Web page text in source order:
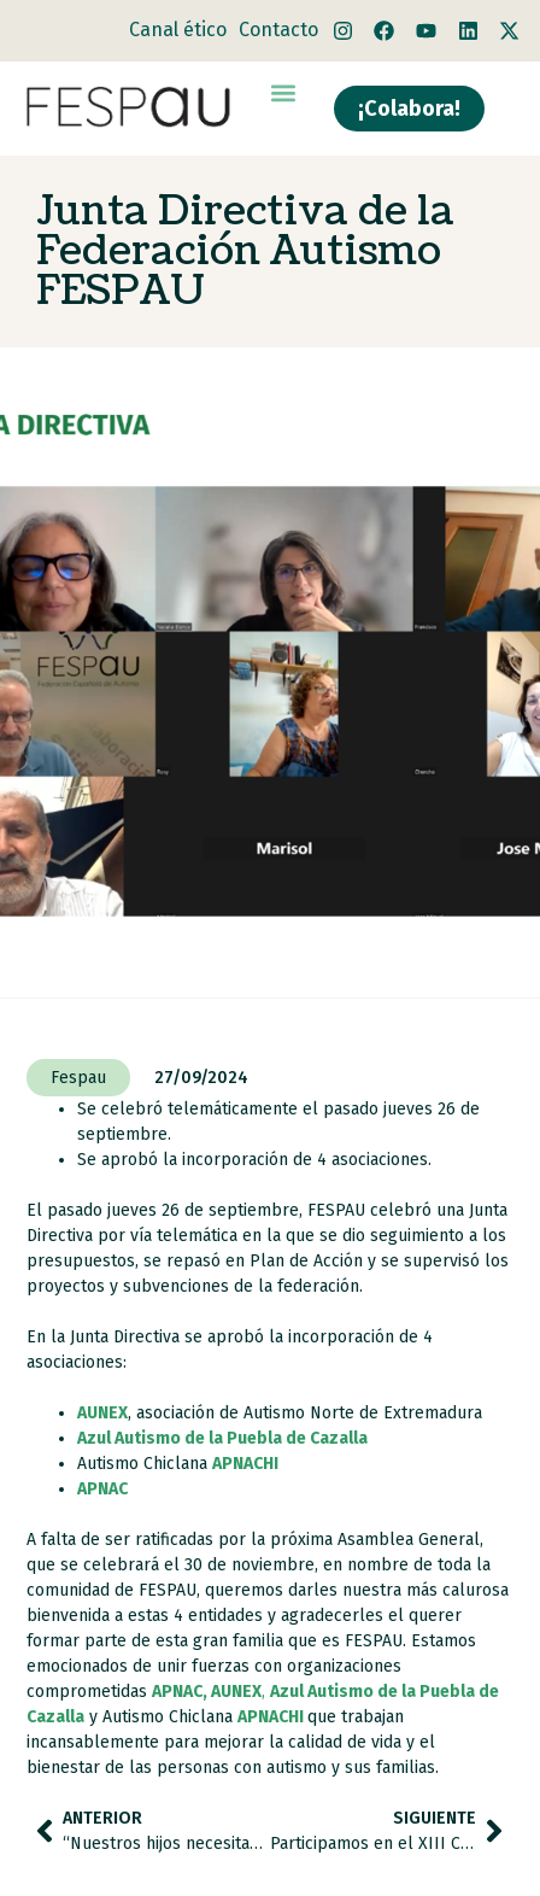
Canal ético Contacto
¡Colabora!
Junta Directiva de la
Federación Autismo
FESPAU
Fespau
27/09/2024
Se celebró telemáticamente el pasado jueves 26 de
septiembre.
Se aprobó la incorporación de 4 asociaciones.
El pasado jueves 26 de septiembre, FESPAU celebró una Junta
Directiva por vía telemática en la que se dio seguimiento a los
presupuestos, se repasó en Plan de Acción y se supervisó los
proyectos y subvenciones de la federación.
En la Junta Directiva se aprobó la incorporación de 4
asociaciones:
AUNEX, asociación de Autismo Norte de Extremadura
Azul Autismo de la Puebla de Cazalla
Autismo ChiclanaAPNACHI
APNAC
A falta de ser ratificadas por la próxima Asamblea General,
que se celebrará el 30 de noviembre, en nombre de toda la
comunidad de FESPAU, queremos darles nuestra más calurosa
bienvenida a estas 4 entidades y agradecerles el querer
formar parte de esta gran familia que es FESPAU. Estamos
emocionados de unir fuerzas con organizaciones
comprometidasAPNAC, AUNEX,Azul Autismo de la Puebla de
Cazalla y Autismo ChiclanaAPNACHI que trabajan
incansablemente para mejorar la calidad de vida y el
bienestar de las personas con autismo y sus familias.
ANTERIOR
“Nuestros hijos necesitan un centro para que puedan tener un futuro”
SIGUIENTE
Participamos en el XIII Congreso Iberoamericano de Psicología y VI Congreso da Orden dos Psicólogos Portugueses